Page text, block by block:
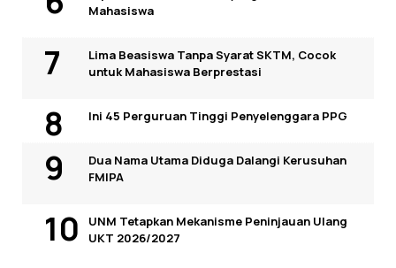
Mahasiswa
Lima Beasiswa Tanpa Syarat SKTM, Cocok
untuk Mahasiswa Berprestasi
Ini 45 Perguruan Tinggi Penyelenggara PPG
Dua Nama Utama Diduga Dalangi Kerusuhan
FMIPA
UNM Tetapkan Mekanisme Peninjauan Ulang
UKT 2026/2027